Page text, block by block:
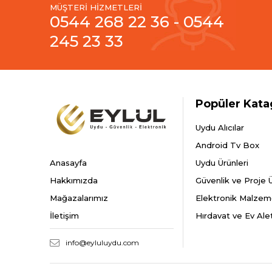
MÜŞTERİ HİZMETLERİ
0544 268 22 36 - 0544
245 23 33
Anasayfa
Hakkımızda
Mağazalarımız
İletişim
info@eyluluydu.com
Popüler
Uydu Alıcılar
Android Tv Box
Uydu Ürünleri
Güvenlik ve Proje
Elektronik
Hırdavat ve Ev